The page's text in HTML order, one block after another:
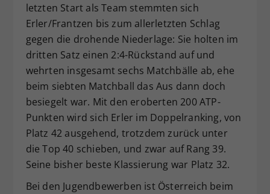
letzten Start als Team stemmten sich
Erler/Frantzen bis zum allerletzten Schlag
gegen die drohende Niederlage: Sie holten im
dritten Satz einen 2:4-Rückstand auf und
wehrten insgesamt sechs Matchbälle ab, ehe
beim siebten Matchball das Aus dann doch
besiegelt war. Mit den eroberten 200 ATP-
Punkten wird sich Erler im Doppelranking, von
Platz 42 ausgehend, trotzdem zurück unter
die Top 40 schieben, und zwar auf Rang 39.
Seine bisher beste Klassierung war Platz 32.
Bei den Jugendbewerben ist Österreich beim